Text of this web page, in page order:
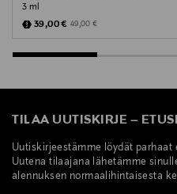
info@dermarome.se
Avainsanat
3 ml
Discounted Price
39,00 € Original Price
49,00 €
TILAA UUTISKIRJE – ETUSI
Uutiskirjeestämme löydät
Uutena tilaajana lähetämme
alennuksen normaalihintaisesta